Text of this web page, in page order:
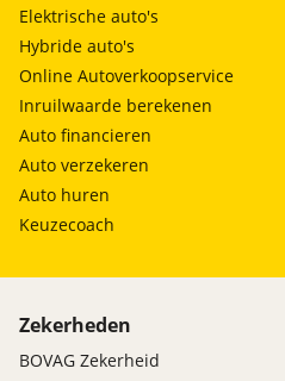
Elektrische auto's
Hybride auto's
Online Autoverkoopservice
Inruilwaarde berekenen
Auto financieren
Auto verzekeren
Auto huren
Keuzecoach
Zekerheden
BOVAG Zekerheid